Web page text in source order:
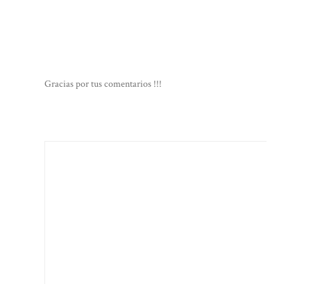
Gracias por tus comentarios !!!